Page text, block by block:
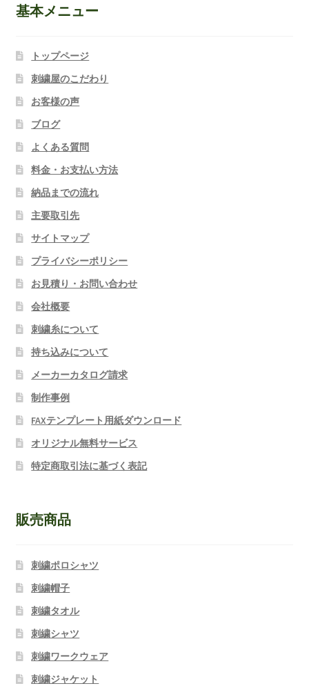
基本メニュー
トップページ
刺繍屋のこだわり
お客様の声
ブログ
よくある質問
料金・お支払い方法
納品までの流れ
主要取引先
サイトマップ
プライバシーポリシー
お見積り・お問い合わせ
会社概要
刺繍糸について
持ち込みについて
メーカーカタログ請求
制作事例
FAXテンプレート用紙ダウンロード
オリジナル無料サービス
特定商取引法に基づく表記
販売商品
刺繍ポロシャツ
刺繍帽子
刺繍タオル
刺繍シャツ
刺繍ワークウェア
刺繍ジャケット